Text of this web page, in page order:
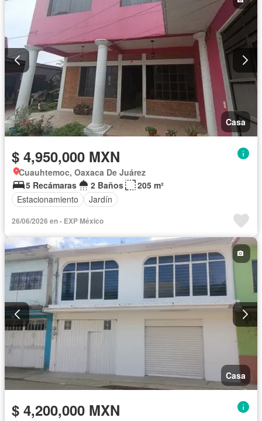
Casa
$ 4,950,000 MXN
Cuauhtemoc, Oaxaca De Juárez
5 Recámaras
2 Baños
205 m²
Estacionamiento
Jardín
26/06/2026 en - EXP México
Casa
$ 4,200,000 MXN